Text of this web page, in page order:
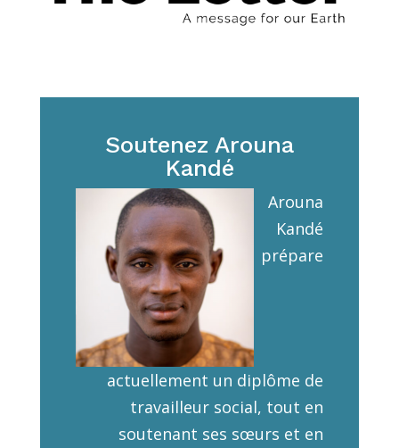
Soutenez Arouna
Kandé
Arouna
Kandé
prépare
actuellement un diplôme de
travailleur social, tout en
soutenant ses sœurs et en